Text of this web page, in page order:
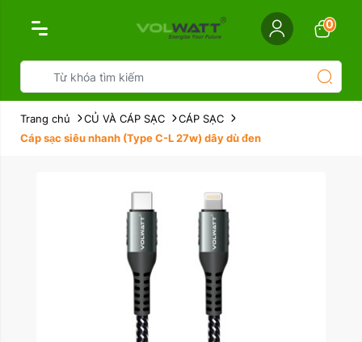
0
Trang chủ CỦ VÀ CÁP SẠC
CÁP SẠC
Cáp sạc siêu nhanh (Type C-L 27w) dây dù đen